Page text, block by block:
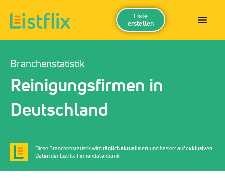
Liste
erstellen
Branchenstatistik
Reinigungsfirmen in
Deutschland
Diese Branchenstatistik wirdtäglich aktualisiertund basiert aufexklusiven
Datender Listflix-Firmendatenbank.